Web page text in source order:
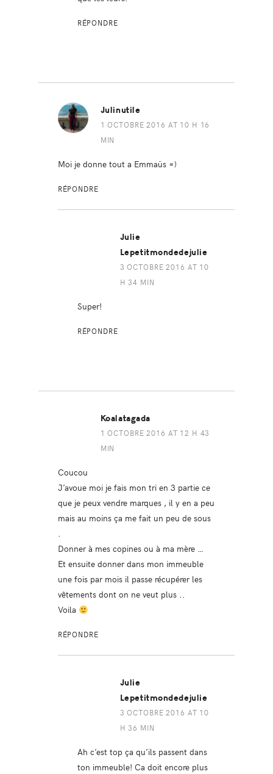
RÉPONDRE
Julinutile
1 OCTOBRE 2016 AT 10 H 16
MIN
Moi je donne tout a Emmaüs =)
RÉPONDRE
Julie
Lepetitmondedejulie
3 OCTOBRE 2016 AT 10
H 34 MIN
Super!
RÉPONDRE
Koalatagada
1 OCTOBRE 2016 AT 12 H 43
MIN
Coucou
J’avoue moi je fais mon tri en 3 partie ce
que je peux vendre marques , il y en a peu
mais au moins ça me fait un peu de sous
.
Donner à mes copines ou à ma mère …
Et ensuite donner dans mon immeuble
une fois par mois il passe récupérer les
vêtements dont on ne veut plus ..
Voila
RÉPONDRE
Julie
Lepetitmondedejulie
3 OCTOBRE 2016 AT 10
H 36 MIN
Ah c’est top ça qu’ils passent dans
ton immeuble! Ca doit encore plus